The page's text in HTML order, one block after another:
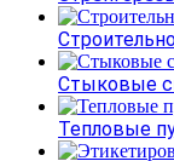
Стыковые
Тепловые